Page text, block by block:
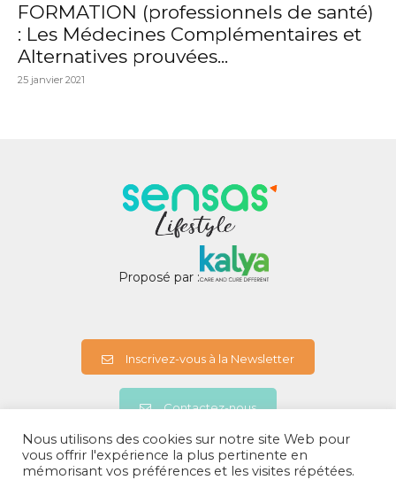
FORMATION (professionnels de santé)
: Les Médecines Complémentaires et
Alternatives prouvées...
25 janvier 2021
Proposé par :
Inscrivez-vous à la Newsletter
Contactez-nous
A propos
Nous utilisons des cookies sur notre site Web pour
vous offrir l'expérience la plus pertinente en
mémorisant vos préférences et les visites répétées.